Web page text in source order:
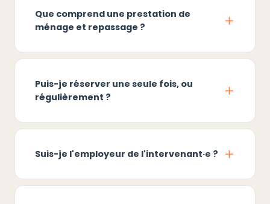
Que comprend une prestation de
ménage et repassage ?
Puis-je réserver une seule fois, ou
régulièrement ?
Suis-je l'employeur de l'intervenant·e ?